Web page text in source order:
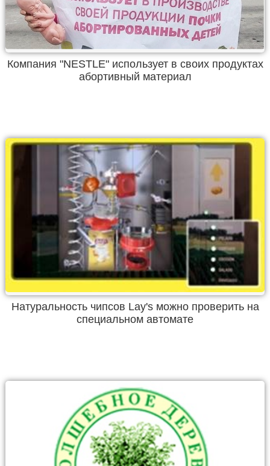
Компания "NESTLE" использует в своих продуктах
абортивный материал
Натуральность чипсов Lay's можно проверить на
специальном автомате